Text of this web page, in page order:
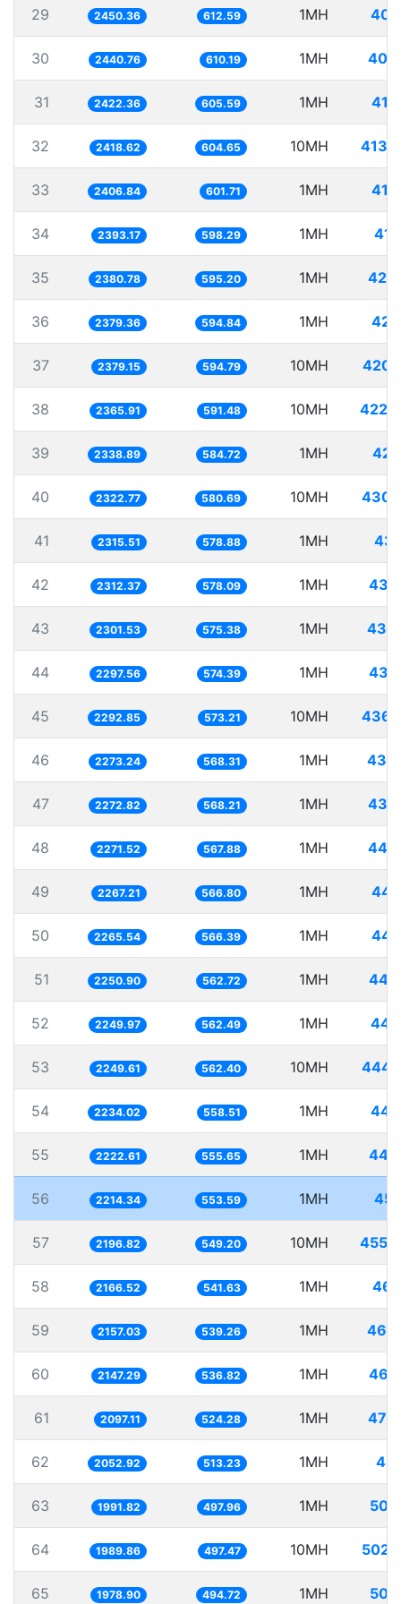
29 2450.36 612.59 1MH
30 2440.76 610.19 1MH
31 2422.36 605.59 1MH
32 2418.62 604.65 10MH
33 2406.84 601.71 1MH
34 2393.17 598.29 1MH
35 2380.78 595.20 1MH
36 2379.36 594.84 1MH
37 2379.15 594.79 10MH
38 2365.91 591.48 10MH
39 2338.89 584.72 1MH
40 2322.77 580.69 10MH
41 2315.51 578.88 1MH
42 2312.37 578.09 1MH
43 2301.53 575.38 1MH
44 2297.56 574.39 1MH
45 2292.85 573.21 10MH
46 2273.24 568.31 1MH
47 2272.82 568.21 1MH
48 2271.52 567.88 1MH
49 2267.21 566.80 1MH
50 2265.54 566.39 1MH
51 2250.90 562.72 1MH
52 2249.97 562.49 1MH
53 2249.61 562.40 10MH
54 2234.02 558.51 1MH
55 2222.61 555.65 1MH
56 2214.34 553.59 1MH
57 2196.82 549.20 10MH
58 2166.52 541.63 1MH
59 2157.03 539.26 1MH
60 2147.29 536.82 1MH
61 2097.11 524.28 1MH
62 2052.92 513.23 1MH
63 1991.82 497.96 1MH
64 1989.86 497.47 10MH
65 1978.90 494.72 1MH